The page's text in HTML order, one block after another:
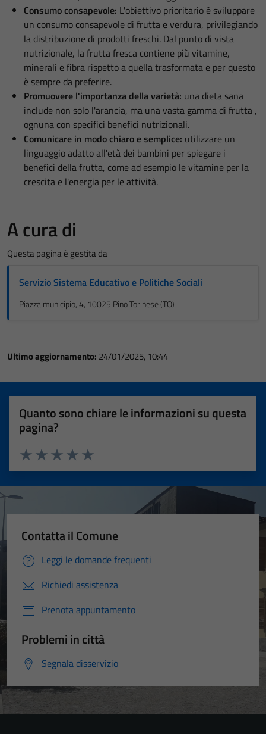
Consumo consapevole: L'obiettivo prioritario è sviluppare
un consumo consapevole di frutta e verdura, privilegiando
la distribuzione di prodotti freschi. Dal punto di vista
nutrizionale, la frutta fresca contiene più vitamine,
minerali e fibra rispetto a quella trasformata e per questo
è sempre da preferire.
Promuovere l'importanza della varietà: una dieta sana
include non solo l'arancia, ma una vasta gamma di frutta ,
ognuna con specifici benefici nutrizionali.
Comunicare in modo chiaro e semplice: utilizzare un
linguaggio adatto all'età dei bambini per spiegare i
benefici della frutta, come ad esempio le vitamine per la
crescita e l'energia per le attività.
A cura di
Questa pagina è gestita da
Servizio Sistema Educativo e Politiche Sociali
Piazza municipio, 4, 10025 Pino Torinese (TO)
Ultimo aggiornamento: 24/01/2025, 10:44
Quanto sono chiare le informazioni su questa
pagina?
Valuta 5 stelle su 5
Valuta 4 stelle su 5
Valuta 3 stelle su 5
Valuta 2 stelle su 5
Valuta 1 stelle su 5
Contatta il Comune
Leggi le domande frequenti
Richiedi assistenza
Prenota appuntamento
Problemi in città
Segnala disservizio